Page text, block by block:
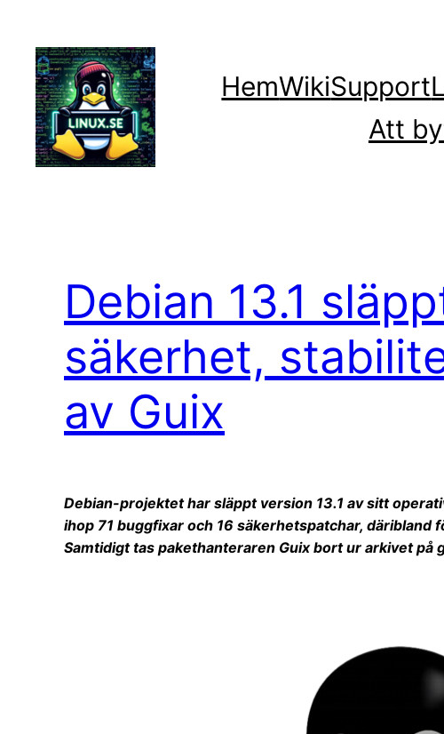
innehåll
HemWikiSupport
Att
Debian 13.1
säkerhet,
av Guix
Debian-projektet har släppt version 13.1 av sitt
ihop 71 buggfixar och 16 säkerhetspatchar, däribland
Samtidigt tas pakethanteraren Guix bort ur arkivet på